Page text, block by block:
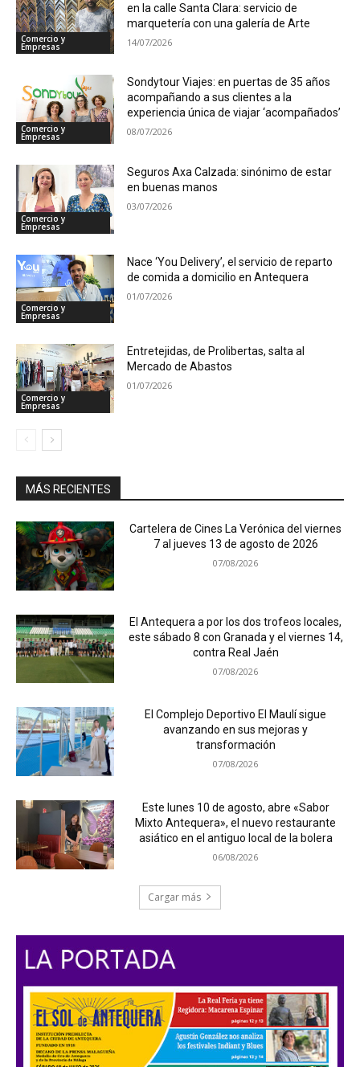
Comercio y
Empresas
en la calle Santa Clara: servicio de
marquetería con una galería de Arte
14/07/2026
Comercio y
Empresas
Sondytour Viajes: en puertas de 35 años
acompañando a sus clientes a la
experiencia única de viajar ‘acompañados’
08/07/2026
Comercio y
Empresas
Seguros Axa Calzada: sinónimo de estar
en buenas manos
03/07/2026
Comercio y
Empresas
Nace ‘You Delivery’, el servicio de reparto
de comida a domicilio en Antequera
01/07/2026
Comercio y
Empresas
Entretejidas, de Prolibertas, salta al
Mercado de Abastos
01/07/2026
MÁS RECIENTES
Cartelera de Cines La Verónica del viernes
7 al jueves 13 de agosto de 2026
07/08/2026
El Antequera a por los dos trofeos locales,
este sábado 8 con Granada y el viernes 14,
contra Real Jaén
07/08/2026
El Complejo Deportivo El Maulí sigue
avanzando en sus mejoras y
transformación
07/08/2026
Este lunes 10 de agosto, abre «Sabor
Mixto Antequera», el nuevo restaurante
asiático en el antiguo local de la bolera
06/08/2026
Cargar más